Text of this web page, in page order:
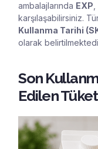
ambalajlarında EXP
karşılaşabilirsiniz.
Kullanma Tarihi
olarak
Son
Edilen